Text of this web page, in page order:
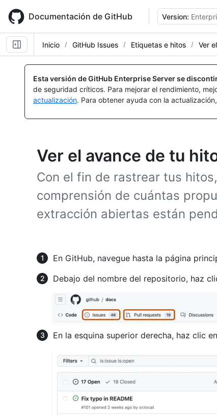
main
content
Documentación de GitHub Version:
Inicio GitHub Issues Etiquetas e hitos Ver
Esta versión de GitHub Enterprise Server se
de seguridad críticos. Para mejorar el rendimiento,
actualización. Para obtener ayuda con la
Ver el avance de tu
Con el fin de rastrear tus
comprensión de cuántas
extracción abiertas están
En GitHub, navegue hasta la página
Debajo del nombre del repositorio, haz
En la esquina superior derecha, haz clic en